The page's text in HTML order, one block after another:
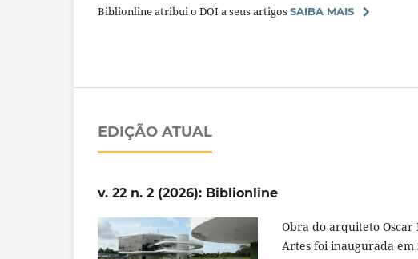
Biblionline atribui o DOI a seus artigosSAIBA MAIS
EDIÇÃO ATUAL
v. 22 n. 2 (2026): Biblionline
Obra do arquiteto Oscar
Artes foi inaugurada em